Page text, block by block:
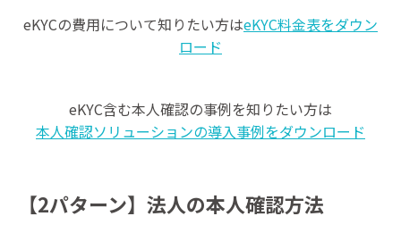
eKYCの費用について知りたい方はeKYC料金表をダウン
ロード
eKYC含む本人確認の事例を知りたい方は
本人確認ソリューションの導入事例をダウンロード
【2パターン】法人の本人確認方法